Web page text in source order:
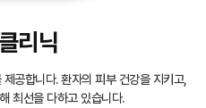
리닉
제공합니다.환자의 피부 건강을 지키고,
최선을 다하고 있습니다.